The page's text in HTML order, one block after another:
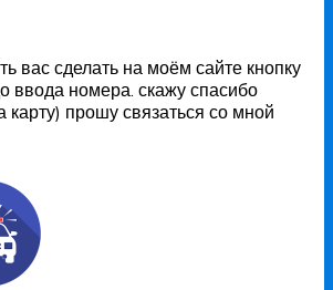
вас сделать на моём сайте кнопку
ввода номера. скажу спасибо
карту) прошу связаться со мной